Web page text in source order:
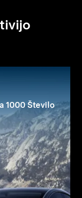
1000 Število